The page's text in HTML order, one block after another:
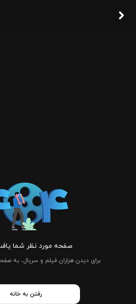
صفحه مورد نظر شما
برای دیدن هزاران فیلم و سریال، به
رفتن به خانه